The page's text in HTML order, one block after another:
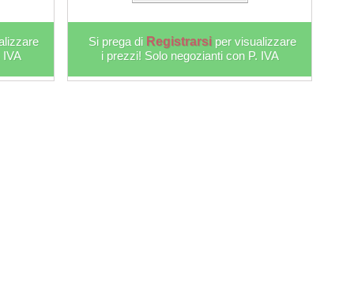
IVA
Si prega di Registrarsi per visualizzare
i prezzi! Solo negozianti con P. IVA